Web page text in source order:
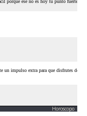
Horoscopo